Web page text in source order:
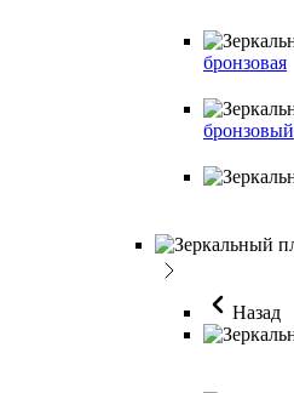
бронзовая
бронзовый
Назад